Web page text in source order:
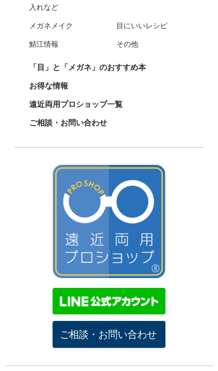
入れなど
メガネメイク 目にいいレシピ
鯖江情報 その他
「目」と「メガネ」のおすすめ本
お得な情報
遠近両用プロショップ一覧
ご相談・お問い合わせ